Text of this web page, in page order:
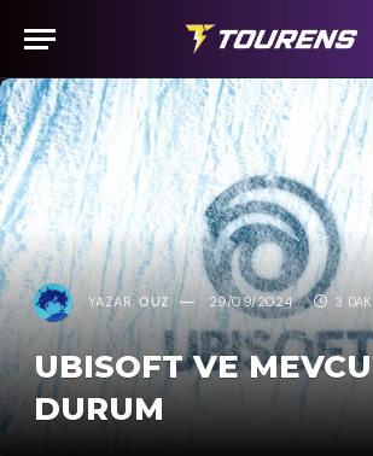
YAZAR: OUZ 29/09/2024 3
UBISOFT VE
DURUM